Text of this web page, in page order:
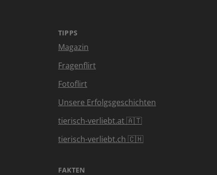
TIPPS
Magazin
Fragenflirt
Fotoflirt
Unsere Erfolgsgeschichten
tierisch-verliebt.at 🇦🇹
tierisch-verliebt.ch 🇨🇭
FAKTEN